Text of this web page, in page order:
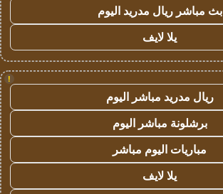
بث مباشر ريال مدريد اليوم
يلا لايف
!
ريال مدريد مباشر اليوم
برشلونة مباشر اليوم
مباريات اليوم مباشر
يلا لايف